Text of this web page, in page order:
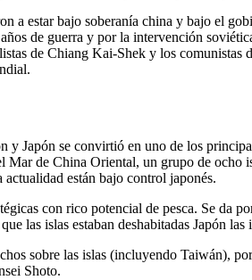
estar bajo soberanía china y bajo el
de guerra y por la intervención
de Chiang Kai-Shek y los
Japón se convirtió en uno de los
de China Oriental, un grupo de ocho
están bajo control japonés.
con rico potencial de pesca. Se da
las islas estaban deshabitadas Japón
sobre las islas (incluyendo Taiwán),
Shoto.